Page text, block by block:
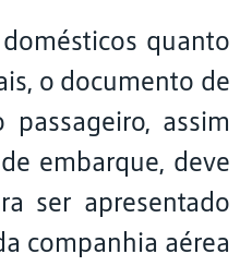
quanto
o documento de
assim
embarque, deve
ser apresentado
companhia aérea